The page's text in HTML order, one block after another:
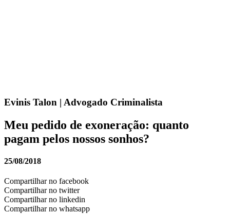
Evinis Talon | Advogado Criminalista
Meu pedido de exoneração: quanto
pagam pelos nossos sonhos?
25/08/2018
Compartilhar no facebook
Compartilhar no twitter
Compartilhar no linkedin
Compartilhar no whatsapp